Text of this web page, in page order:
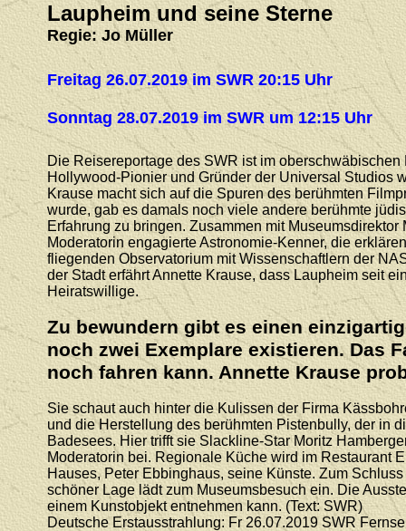
Laupheim und seine Sterne
Regie: Jo Müller
Freitag 26.07.2019 im SWR 20:15 Uhr
Sonntag 28.07.2019 im SWR um 12:15 Uhr
Die Reisereportage des SWR ist im
Hollywood-Pionier und Gründer der Universal Studios
Krause macht sich auf die Spuren des berühmten
wurde, gab es damals noch viele andere berühmte
Erfahrung zu bringen. Zusammen mit
Moderatorin engagierte Astronomie-Kenner, die
fliegenden Observatorium mit Wissenschaftlern der
der Stadt erfährt Annette Krause, dass Laupheim seit
Heiratswillige.
Zu bewundern gibt es einen
noch zwei Exemplare existieren. Das
noch fahren kann. Annette Krause
Sie schaut auch hinter die Kulissen der Firma
und die Herstellung des berühmten Pistenbully, der in
Badesees. Hier trifft sie Slackline-Star Moritz
Moderatorin bei. Regionale Küche wird im Restaurant
Hauses, Peter Ebbinghaus, seine Künste. Zum
schöner Lage lädt zum Museumsbesuch ein. Die
einem Kunstobjekt entnehmen kann. (Text: SWR)
Deutsche Erstausstrahlung: Fr 26.07.2019SWR